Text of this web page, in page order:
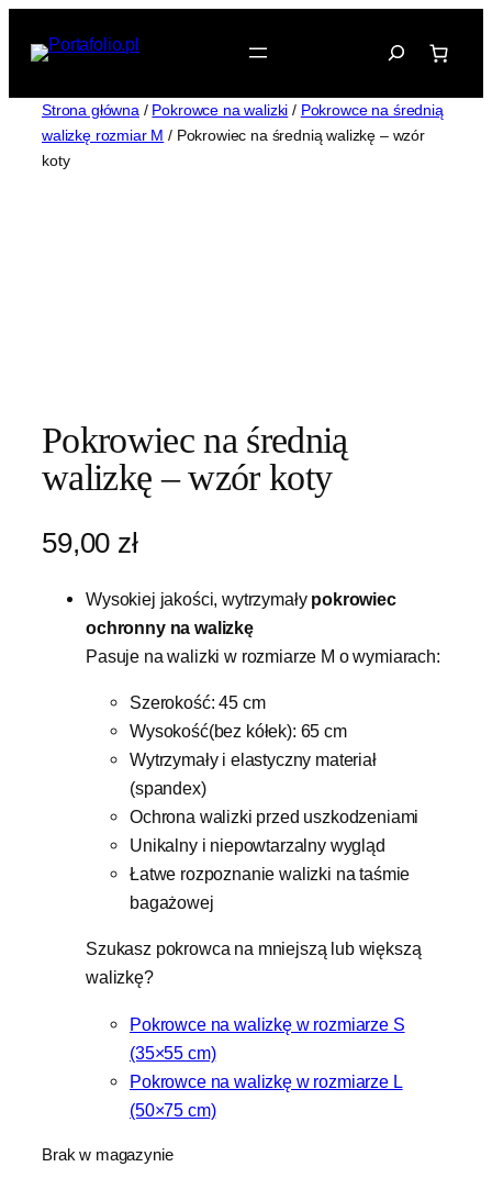
Strona główna / Pokrowce na walizki / Pokrowce na średnią
walizkę rozmiar M / Pokrowiec na średnią walizkę – wzór
koty
Pokrowiec na średnią
walizkę – wzór koty
59,00 zł
Wysokiej jakości, wytrzymały pokrowiec
ochronny na walizkę
Pasuje na walizki w rozmiarze M o wymiarach:
Szerokość: 45 cm
Wysokość(bez kółek): 65 cm
Wytrzymały i elastyczny materiał
(spandex)
Ochrona walizki przed uszkodzeniami
Unikalny i niepowtarzalny wygląd
Łatwe rozpoznanie walizki na taśmie
bagażowej
Szukasz pokrowca na mniejszą lub większą
walizkę?
Pokrowce na walizkę w rozmiarze S
(35×55 cm)
Pokrowce na walizkę w rozmiarze L
(50×75 cm)
Brak w magazynie